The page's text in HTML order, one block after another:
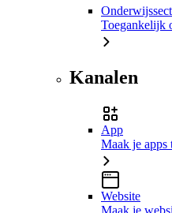
Toegankelijk
Kanalen
App
Maak je apps
Website
Maak je